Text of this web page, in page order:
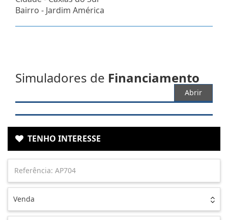
Bairro - Jardim América
Simuladores de Financiamento
Abrir
TENHO INTERESSE
Venda